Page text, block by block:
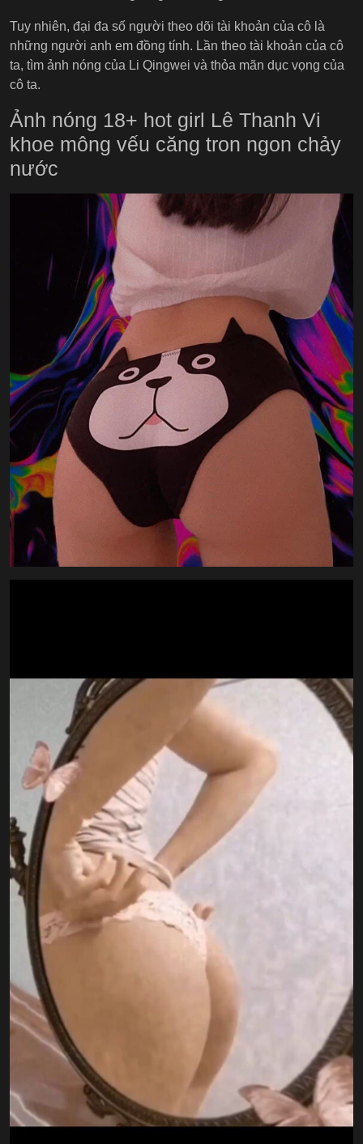
Tuy nhiên, đại đa số người theo dõi tài khoản của cô là
những người anh em đồng tính. Lần theo tài khoản của cô
ta, tìm ảnh nóng của Li Qingwei và thỏa mãn dục vọng của
cô ta.
Ảnh nóng 18+ hot girl Lê Thanh Vi
khoe mông vếu căng tron ngon chảy
nước